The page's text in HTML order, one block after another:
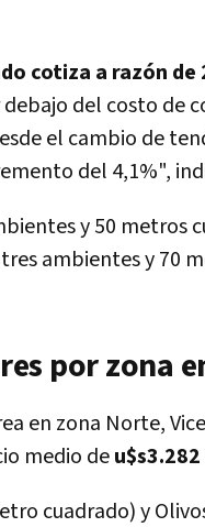
cotiza a razón de
del costo de
el cambio de
del 4,1%",
y 50 metros
ambientes y 70
por zona
en zona Norte,
medio de
cuadrado) y